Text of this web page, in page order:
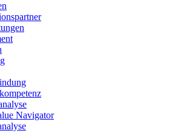
Navigator